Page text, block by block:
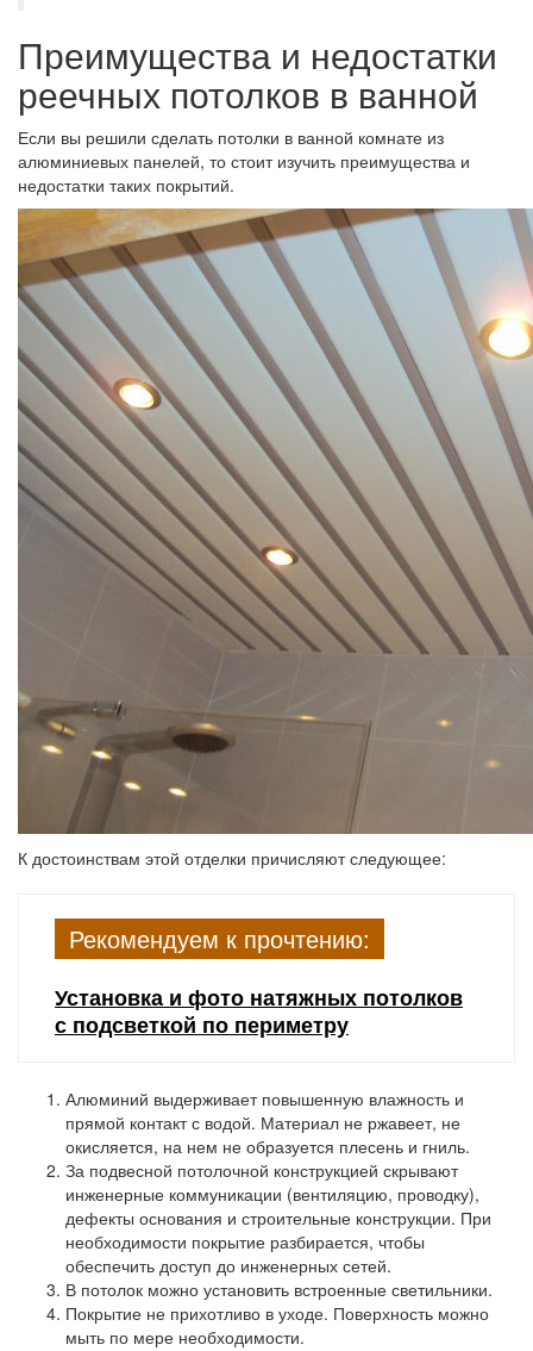
Преимущества и недостатки
реечных потолков в ванной
Если вы решили сделать потолки в ванной комнате из
алюминиевых панелей, то стоит изучить преимущества и
недостатки таких покрытий.
К достоинствам этой отделки причисляют следующее:
Рекомендуем к прочтению:
Установка и фото натяжных потолков
с подсветкой по периметру
Алюминий выдерживает повышенную влажность и
прямой контакт с водой. Материал не ржавеет, не
окисляется, на нем не образуется плесень и гниль.
За подвесной потолочной конструкцией скрывают
инженерные коммуникации (вентиляцию, проводку),
дефекты основания и строительные конструкции. При
необходимости покрытие разбирается, чтобы
обеспечить доступ до инженерных сетей.
В потолок можно установить встроенные светильники.
Покрытие не прихотливо в уходе. Поверхность можно
мыть по мере необходимости.